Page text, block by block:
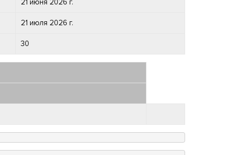
21 июня 2026 г.
21 июля 2026 г.
30